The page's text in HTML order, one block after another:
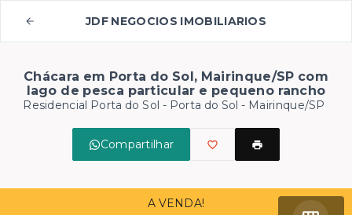
JDF NEGOCIOS IMOBILIARIOS
Chácara em Porta do Sol, Mairinque/SP com
lago de pesca particular e pequeno rancho
Residencial Porta do Sol - Porta do Sol - Mairinque/SP
Compartilhar
A VENDA!